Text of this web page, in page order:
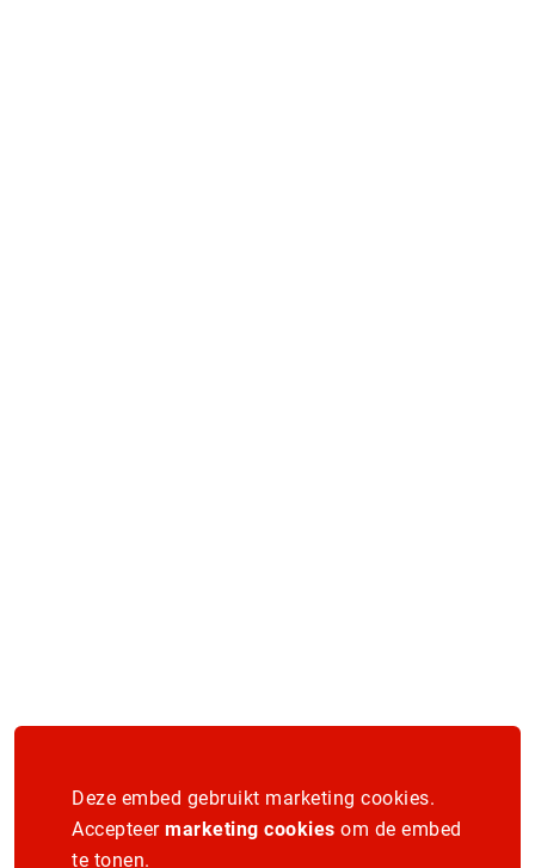
Deze embed gebruikt marketing cookies.
Accepteer marketing cookies om de embed
te tonen.